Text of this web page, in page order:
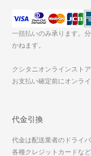
一括払いのみ承ります。
かねます。
クシタニオンラインスト
お支払い確定前にオンラ
代金引換
代金は配送業者のドライ
各種クレジットカードなど